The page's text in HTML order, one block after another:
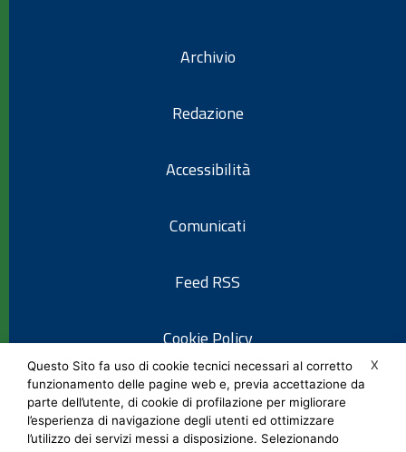
Archivio
Redazione
Accessibilità
Comunicati
Feed RSS
Cookie Policy
Informativa privacy
X
Questo Sito fa uso di cookie tecnici necessari al corretto
funzionamento delle pagine web e, previa accettazione da
parte dell’utente, di cookie di profilazione per migliorare
l’esperienza di navigazione degli utenti ed ottimizzare
l’utilizzo dei servizi messi a disposizione. Selezionando